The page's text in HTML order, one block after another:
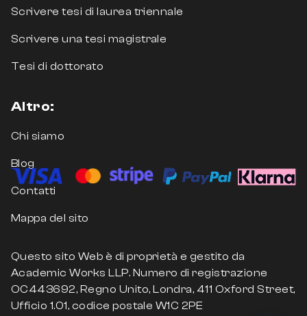
Scrivere tesi di laurea triennale
Scrivere una tesi magistrale
Tesi di dottorato
Altro:
Chi siamo
Blog
Contatti
Mappa del sito
Questo sito Web è di proprietà e gestito da
Academic Works LLP. Numero di registrazione
OC443692, Regno Unito, Londra, 411 Oxford Street,
Ufficio 1.01, codice postale W1C 2PE